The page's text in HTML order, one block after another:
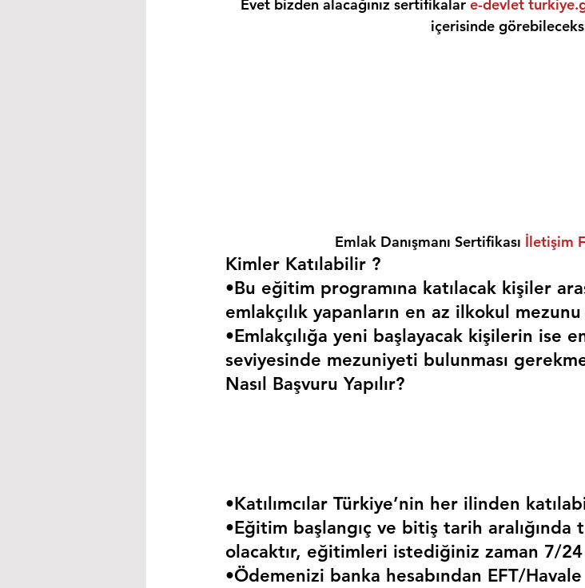
Evet bizden alacağınız sertifikalar e-devlet
içerisinde
Emlak Danışmanı Sertifikası İletişim
Kimler Katılabilir ?
•Bu eğitim programına katılacak kişiler
emlakçılık yapanların en az ilkokul
•Emlakçılığa yeni başlayacak kişilerin ise
seviyesinde mezuniyeti bulunması
Nasıl Başvuru Yapılır?
•Katılımcılar Türkiye’nin her ilinden
•Eğitim başlangıç ve bitiş tarih aralığında
olacaktır, eğitimleri istediğiniz zaman 7/
•Ödemenizi banka hesabından EFT/